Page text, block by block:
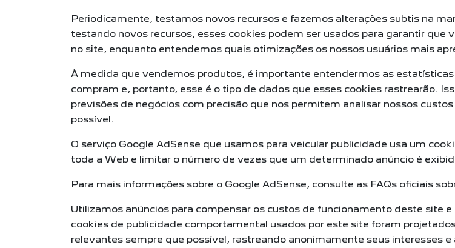
Periodicamente, testamos novos recursos e fazemos alterações subtis na
testando novos recursos, esses cookies podem ser usados para garantir
no site, enquanto entendemos quais otimizações os nossos usuários mais
À medida que vendemos produtos, é importante entendermos as
compram e, portanto, esse é o tipo de dados que esses cookies rastrearão.
previsões de negócios com precisão que nos permitem analisar nossos
possível.
O serviço Google AdSense que usamos para veicular publicidade usa um
toda a Web e limitar o número de vezes que um determinado anúncio é
Para mais informações sobre o Google AdSense, consulte as FAQs oficiais
Utilizamos anúncios para compensar os custos de funcionamento deste site
cookies de publicidade comportamental usados por este site foram
relevantes sempre que possível, rastreando anonimamente seus interesses